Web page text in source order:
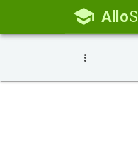
Allo